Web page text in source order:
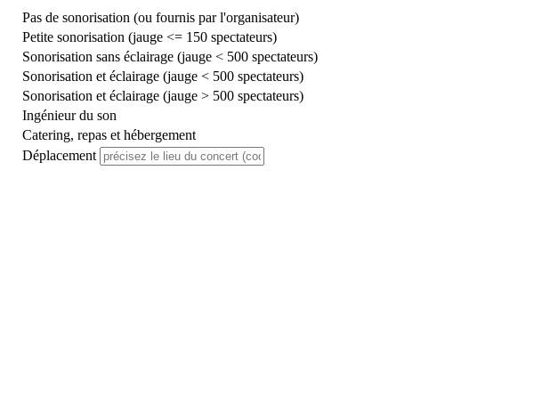
Pas de sonorisation (ou fournis par l'organisateur)
Petite sonorisation (jauge <= 150 spectateurs)
Sonorisation sans éclairage (jauge < 500 spectateurs)
Sonorisation et éclairage (jauge < 500 spectateurs)
Sonorisation et éclairage (jauge > 500 spectateurs)
Ingénieur du son
Catering, repas et hébergement
Déplacement